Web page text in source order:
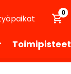
0
Toimipisteet